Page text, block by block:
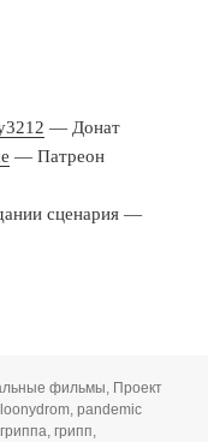
— Донат
— Патреон
сценария —
фильмы Проект
loonydrom ,pandemic
,грипп